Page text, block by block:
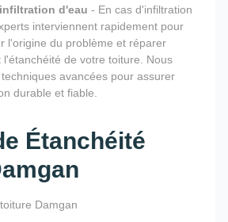
d'eau - En cas d'infiltration
interviennent rapidement pour
l'origine du problème et réparer
l'étanchéité de votre toiture. Nous
avancées pour assurer
durable et fiable.
Étanchéité